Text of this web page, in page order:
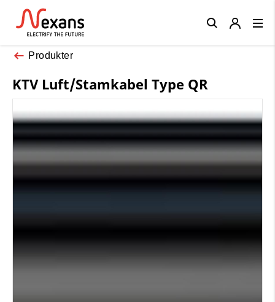
Produkter
KTV Luft/Stamkabel Type QR
Close